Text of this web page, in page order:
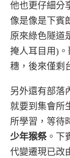
他也更仔細分
像是像是下賓
原來綠色隧道
掩人耳目用)。
穗，後來僅剩
另外還有部落
就要到集會所
所學習，等待
少年猴祭。下
代變遷現已改